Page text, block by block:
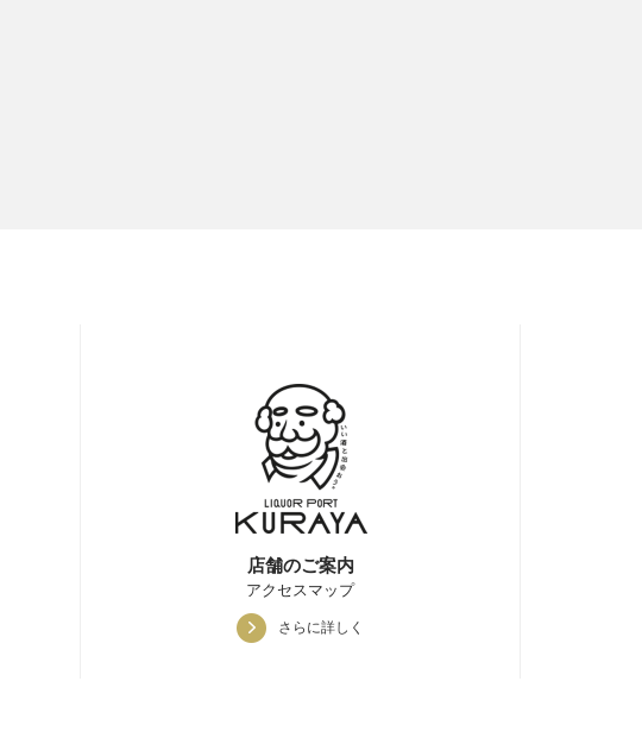
店舗のご案内
アクセスマップ
さらに詳しく